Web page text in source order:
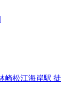
崎松江海岸駅 徒